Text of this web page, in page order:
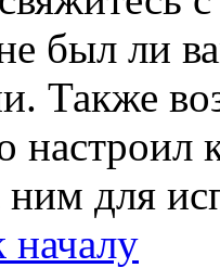
был ли
Также
ним для
началу